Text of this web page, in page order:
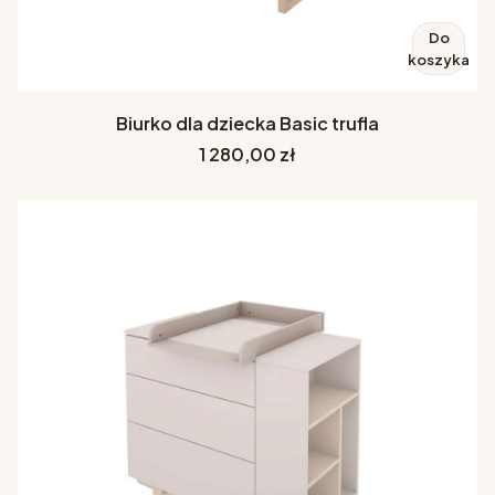
Do
koszyka
Biurko dla dziecka Basic trufla
Cena
1 280,00 zł